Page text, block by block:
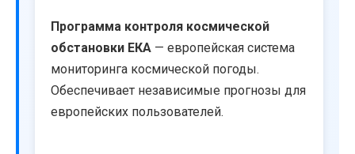
Программа контроля космической
обстановки ЕКА — европейская система
мониторинга космической погоды.
Обеспечивает независимые прогнозы для
европейских пользователей.